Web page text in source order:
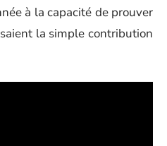
à la capacité de prouver
la simple contribution